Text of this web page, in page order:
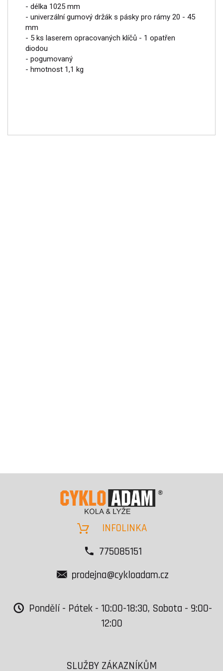
- délka 1025 mm
- univerzální gumový držák s pásky pro rámy 20 - 45
mm
- 5 ks laserem opracovaných klíčů - 1 opatřen
diodou
- pogumovaný
- hmotnost 1,1 kg
INFOLINKA
775085151
prodejna@cykloadam.cz
Pondělí - Pátek - 10:00-18:30, Sobota - 9:00-
12:00
SLUŽBY ZÁKAZNÍKŮM